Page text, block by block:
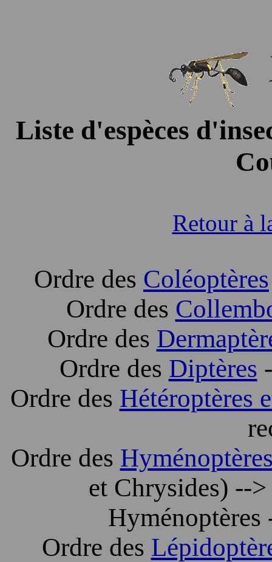
Liste d'espèces
Retour à
Ordre des Coléoptères
Ordre des
Ordre des
Ordre des Diptères
Ordre des Hétéroptères
Ordre des
et Chrysides) --
Ordre des